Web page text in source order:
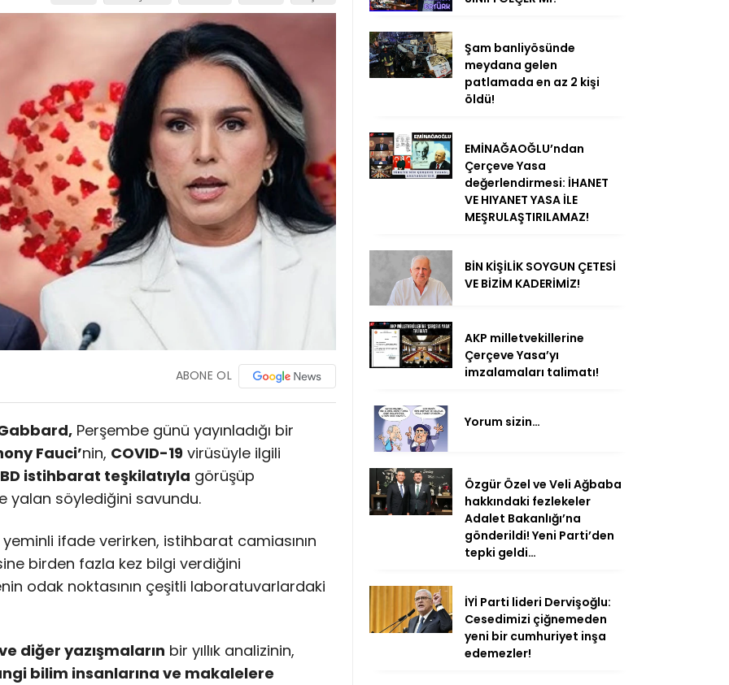
ABONE OL
Perşembe günü yayınladığı bir
Fauci’nin, COVID-19 virüsüyle ilgili
istihbarat teşkilatıyla görüşüp
yalan söylediğini savundu.
ifade verirken, istihbarat camiasının
birden fazla kez bilgi verdiğini
odak noktasının çeşitli laboratuvarlardaki
diğer yazışmaların bir yıllık analizinin,
bilim insanlarına ve makalelere
Şam banliyösünde
meydana gelen
patlamada en az 2 kişi
öldü!
EMİNAĞAOĞLU’ndan
Çerçeve Yasa
değerlendirmesi: İHANET
VE HIYANET YASA İLE
MEŞRULAŞTIRILAMAZ!
BİN KİŞİLİK SOYGUN ÇETESİ
VE BİZİM KADERİMİZ!
AKP milletvekillerine
Çerçeve Yasa’yı
imzalamaları talimatı!
Yorum sizin…
Özgür Özel ve Veli Ağbaba
hakkındaki fezlekeler
Adalet Bakanlığı’na
gönderildi! Yeni Parti’den
tepki geldi…
İYİ Parti lideri Dervişoğlu:
Cesedimizi çiğnemeden
yeni bir cumhuriyet inşa
edemezler!